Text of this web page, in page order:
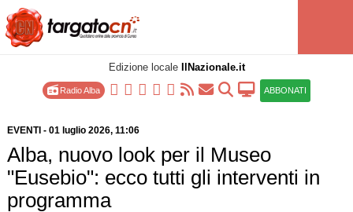
Edizione locale IlNazionale.it
Radio Alba ABBONATI
EVENTI - 01 luglio 2026, 11:06
Alba, nuovo look per il Museo
"Eusebio": ecco tutti gli interventi in
programma